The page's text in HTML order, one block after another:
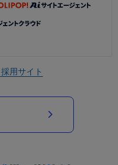
採用サイト